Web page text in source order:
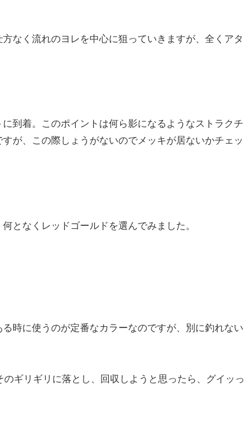
なく流れのヨレを中心に狙っていきますが、全くアタ
到着。このポイントは何ら影になるようなストラクチ
が、この際しょうがないのでメッキが居ないかチェッ
となくレッドゴールドを選んでみました。
時に使うのが定番なカラーなのですが、別に釣れない
ギリギリに落とし、回収しようと思ったら、グイッっ